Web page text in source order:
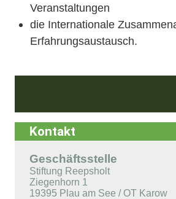
Veranstaltungen
die Internationale
Erfahrungsaustausch.
Kontakt
Geschäftsstelle
Stiftung Reepsholt
Ziegenhorn 1
19395 Plau am See / OT Karow